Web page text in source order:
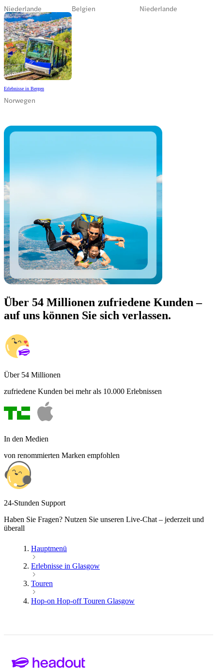
Niederlande Belgien Niederlande
Erlebnisse in Bergen
Norwegen
Über 54 Millionen zufriedene Kunden –
auf uns können Sie sich verlassen.
Über 54 Millionen
zufriedene Kunden bei mehr als 10.000 Erlebnissen
In den Medien
von renommierten Marken empfohlen
24-Stunden Support
Haben Sie Fragen? Nutzen Sie unseren Live-Chat – jederzeit und
überall
Hauptmenü
Erlebnisse in Glasgow
Touren
Hop-on Hop-off Touren Glasgow